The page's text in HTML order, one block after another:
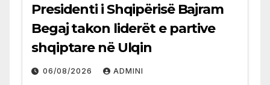
Presidenti i Shqipërisë Bajram
Begaj takon liderët e partive
shqiptare në Ulqin
06/08/2026 ADMINI